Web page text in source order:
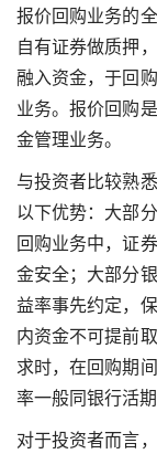
报价回购业务的
自有证券做质押
融入资金，于回
业务。报价回购
金管理业务。
与投资者比较熟
以下优势：大部
回购业务中，证
金安全；大部分
益率事先约定，
内资金不可提前
求时，在回购期
率一般同银行活期
对于投资者而言